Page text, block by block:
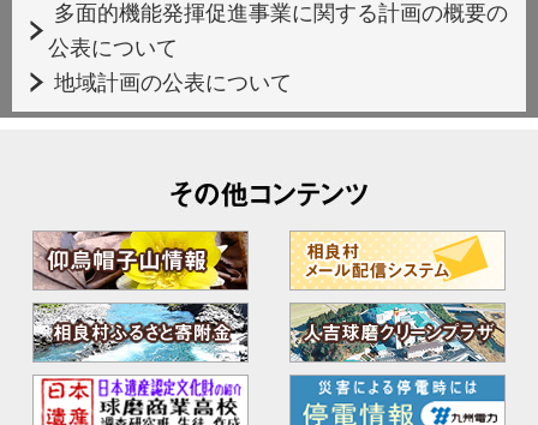
多面的機能発揮促進事業に関する計画の概要の
公表について
地域計画の公表について